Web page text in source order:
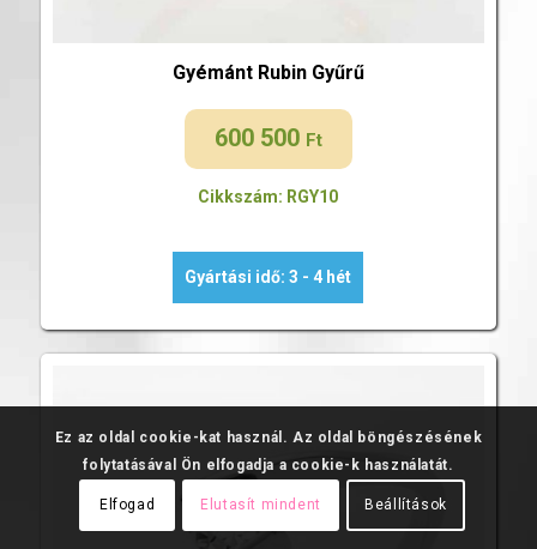
Gyémánt Rubin Gyűrű
600 500 Ft
Cikkszám: RGY10
Gyártási idő: 3 - 4 hét
Ez az oldal cookie-kat használ. Az oldal böngészésének
folytatásával Ön elfogadja a cookie-k használatát.
Elfogad Elutasít mindent Beállítások